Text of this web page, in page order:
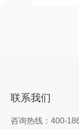
联系我们
咨询热线：400-